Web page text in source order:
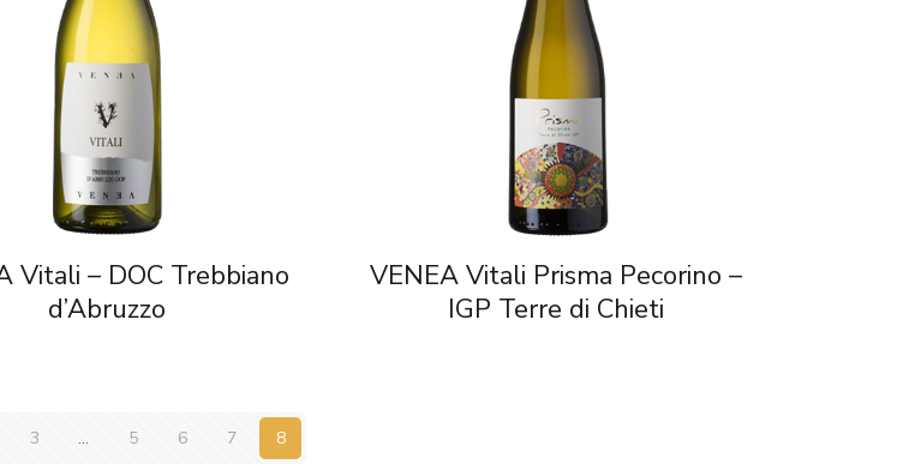
Vitali – DOC Trebbiano
d’Abruzzo
VENEA Vitali Prisma Pecorino –
IGP Terre di Chieti
3 … 5 6 7 8